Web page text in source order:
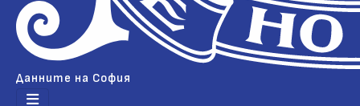
Данните на София